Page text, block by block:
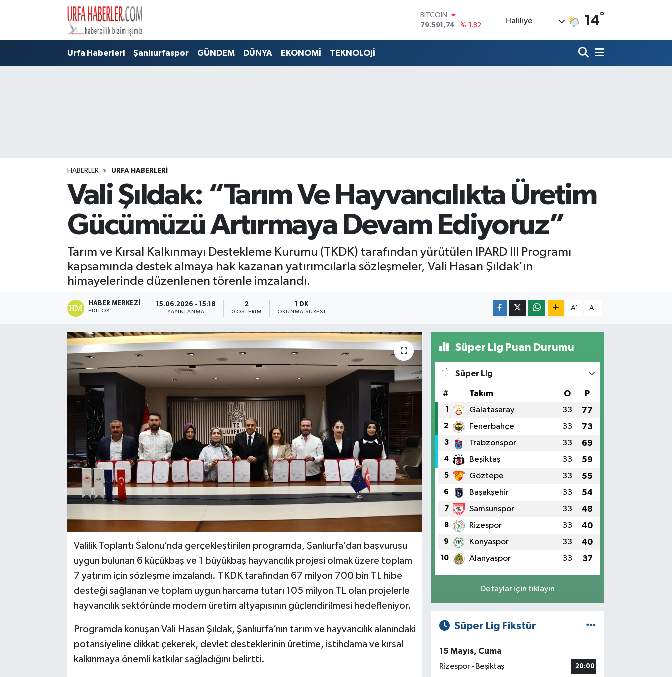
DOLAR
45,43620
%0.02
61,60380
%0.18
Haliliye 14°
Urfa Haberleri Şanlıurfaspor GÜNDEM DÜNYA EKONOMİ TEKNOLOJİ
HABERLER URFA HABERLERİ
Vali Şıldak: “Tarım Ve Hayvancılıkta Üretim
Gücümüzü Artırmaya Devam Ediyoruz”
Tarım ve Kırsal Kalkınmayı Destekleme Kurumu (TKDK) tarafından yürütülen IPARD III Programı
kapsamında destek almaya hak kazanan yatırımcılarla sözleşmeler, Vali Hasan Şıldak’ın
himayelerinde düzenlenen törenle imzalandı.
HABER MERKEZI
EDITÖR
15.06.2026 - 15:18
YAYINLANMA
2
GÖSTERIM
1 DK
OKUNMA SÜRESI
A- A+
Valilik Toplantı Salonu’nda gerçekleştirilen programda, Şanlıurfa’dan başvurusu
uygun bulunan 6 küçükbaş ve 1 büyükbaş hayvancılık projesi olmak üzere toplam
7 yatırım için sözleşme imzalandı. TKDK tarafından 67 milyon 700 bin TL hibe
desteği sağlanan ve toplam uygun harcama tutarı 105 milyon TL olan projelerle
hayvancılık sektöründe modern üretim altyapısının güçlendirilmesi hedefleniyor.
Programda konuşan Vali Hasan Şıldak, Şanlıurfa’nın tarım ve hayvancılık alanındaki
potansiyeline dikkat çekerek, devlet desteklerinin üretime, istihdama ve kırsal
kalkınmaya önemli katkılar sağladığını belirtti.
Süper Lig Puan Durumu
Süper Lig
# Takım O P
1 Galatasaray 33 77
2 Fenerbahçe 33 73
3 Trabzonspor 33 69
4 Beşiktaş 33 59
5 Göztepe 33 55
6 Başakşehir 33 54
7 Samsunspor 33 48
8 Rizespor 33 40
9 Konyaspor 33 40
10 Alanyaspor 33 37
Detaylar için tıklayın
Süper Lig Fikstür
15 Mayıs, Cuma
Rizespor - Beşiktaş
20:00
Şanlıurfa Nöbetçi Eczaneler
Son Dakika Haberleri
Haber Arşivi